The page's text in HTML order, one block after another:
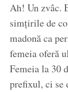
Ah! Un zvâc.
simțirile de
madonă ca
femeia oferă
Femeia la 30
prefixul, ci se